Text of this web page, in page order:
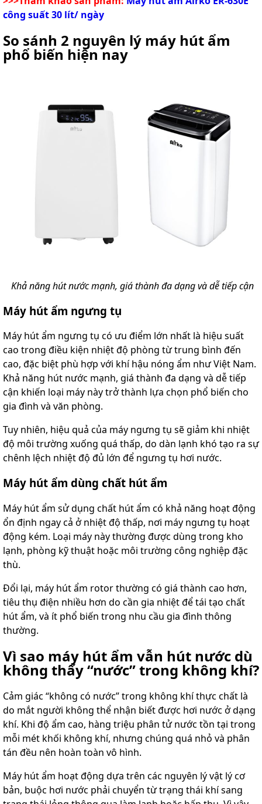
công suất 30 lít/ ngày
So sánh 2 nguyên lý máy hút ẩm
phổ biến hiện nay
Khả năng hút nước mạnh, giá thành đa dạng và dễ tiếp cận
Máy hút ẩm ngưng tụ
Máy hút ẩm ngưng tụ có ưu điểm lớn nhất là hiệu suất
cao trong điều kiện nhiệt độ phòng từ trung bình đến
cao, đặc biệt phù hợp với khí hậu nóng ẩm như Việt Nam.
Khả năng hút nước mạnh, giá thành đa dạng và dễ tiếp
cận khiến loại máy này trở thành lựa chọn phổ biến cho
gia đình và văn phòng.
Tuy nhiên, hiệu quả của máy ngưng tụ sẽ giảm khi nhiệt
độ môi trường xuống quá thấp, do dàn lạnh khó tạo ra sự
chênh lệch nhiệt độ đủ lớn để ngưng tụ hơi nước.
Máy hút ẩm dùng chất hút ẩm
Máy hút ẩm sử dụng chất hút ẩm có khả năng hoạt động
ổn định ngay cả ở nhiệt độ thấp, nơi máy ngưng tụ hoạt
động kém. Loại máy này thường được dùng trong kho
lạnh, phòng kỹ thuật hoặc môi trường công nghiệp đặc
thù.
Đổi lại, máy hút ẩm rotor thường có giá thành cao hơn,
tiêu thụ điện nhiều hơn do cần gia nhiệt để tái tạo chất
hút ẩm, và ít phổ biến trong nhu cầu gia đình thông
thường.
Vì sao máy hút ẩm vẫn hút nước dù
không thấy “nước” trong không khí?
Cảm giác “không có nước” trong không khí thực chất là
do mắt người không thể nhận biết được hơi nước ở dạng
khí. Khi độ ẩm cao, hàng triệu phân tử nước tồn tại trong
mỗi mét khối không khí, nhưng chúng quá nhỏ và phân
tán đều nên hoàn toàn vô hình.
Máy hút ẩm hoạt động dựa trên các nguyên lý vật lý cơ
bản, buộc hơi nước phải chuyển từ trạng thái khí sang